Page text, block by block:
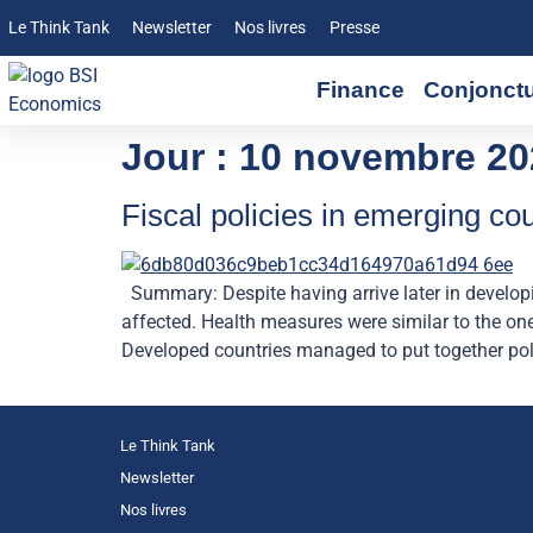
Le Think Tank Newsletter Nos livres Presse
Finance
Jour : 10 novembre
Fiscal policies in emerging
Summary: Despite having arrive later in
affected. Health measures were similar to the
Developed countries managed to put together
Le Think Tank
Newsletter
Nos livres